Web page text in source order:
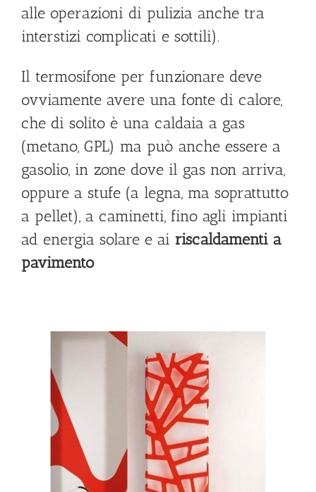
alle operazioni di pulizia anche tra
interstizi complicati e sottili).
Il termosifone per funzionare deve
ovviamente avere una fonte di calore,
che di solito è una caldaia a gas
(metano, GPL) ma può anche essere a
gasolio, in zone dove il gas non arriva,
oppure a stufe (a legna, ma soprattutto
a pellet), a caminetti, fino agli impianti
ad energia solare e ai riscaldamenti a
pavimento